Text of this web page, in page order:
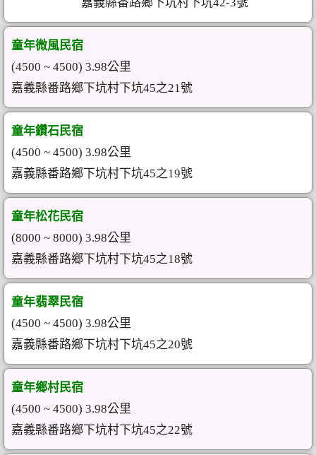
童年微風民宿
(4500 ~ 4500) 3.98公里
嘉義縣番路鄉下坑村下坑45之21號
童年鑽石民宿
(4500 ~ 4500) 3.98公里
嘉義縣番路鄉下坑村下坑45之19號
童年松花民宿
(8000 ~ 8000) 3.98公里
嘉義縣番路鄉下坑村下坑45之18號
童年翡翠民宿
(4500 ~ 4500) 3.98公里
嘉義縣番路鄉下坑村下坑45之20號
童年鄉村民宿
(4500 ~ 4500) 3.98公里
嘉義縣番路鄉下坑村下坑45之22號